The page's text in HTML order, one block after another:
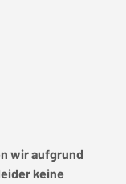
wir aufgrund
keine